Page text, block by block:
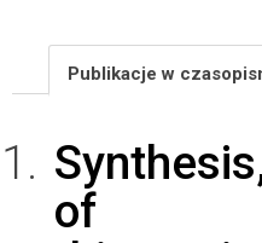
Publikacje w
of 4-